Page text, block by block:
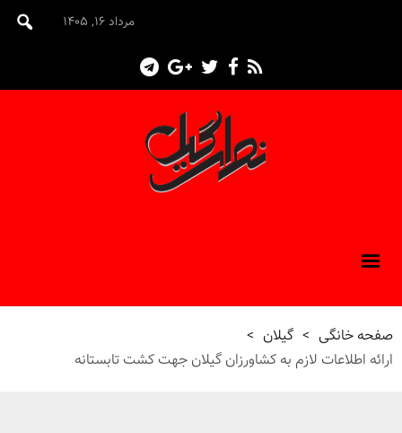
مرداد ۱۶, ۱۴۰۵
صفحه خانگی > گیلان >
ارائه اطلاعات لازم به کشاورزان گیلان جهت کشت تابستانه